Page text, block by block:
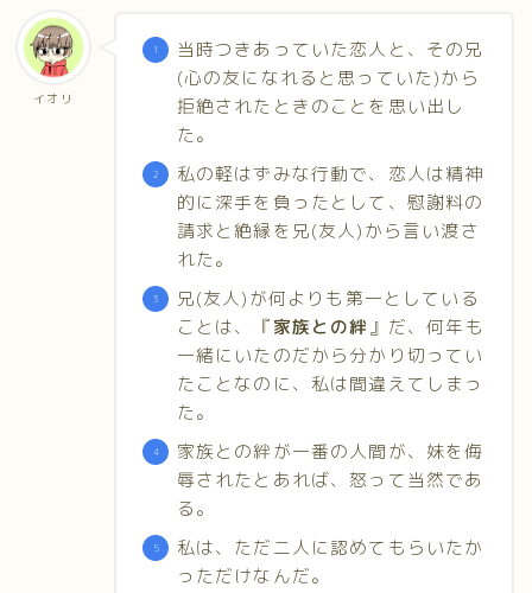
イオリ
当時つきあっていた恋人と、その兄
(心の友になれると思っていた)から
拒絶されたときのことを思い出し
た。
私の軽はずみな行動で、恋人は精神
的に深手を負ったとして、慰謝料の
請求と絶縁を兄(友人)から言い渡さ
れた。
兄(友人)が何よりも第一としている
ことは、『家族との絆』だ、何年も
一緒にいたのだから分かり切ってい
たことなのに、私は間違えてしまっ
た。
家族との絆が一番の人間が、妹を侮
辱されたとあれば、怒って当然であ
る。
私は、ただ二人に認めてもらいたか
っただけなんだ。